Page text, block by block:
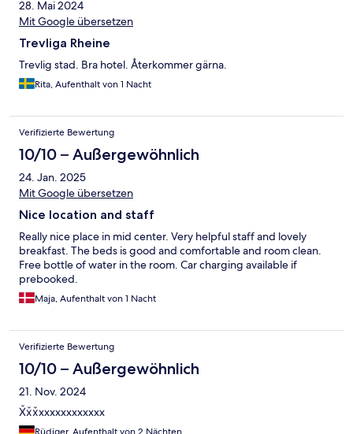
28. Mai 2024
Mit Google übersetzen
Trevliga Rheine
Trevlig stad. Bra hotel. Återkommer gärna.
Rita, Aufenthalt von 1 Nacht
Verifizierte Bewertung
10/10 – Außergewöhnlich
24. Jan. 2025
Mit Google übersetzen
Nice location and staff
Really nice place in mid center. Very helpful staff and lovely
breakfast. The beds is good and comfortable and room clean.
Free bottle of water in the room. Car charging available if
prebooked.
Maja, Aufenthalt von 1 Nacht
Verifizierte Bewertung
10/10 – Außergewöhnlich
21. Nov. 2024
X̌x̌x̌xxxxxxxxxxxx
Rüdiger, Aufenthalt von 2 Nächten